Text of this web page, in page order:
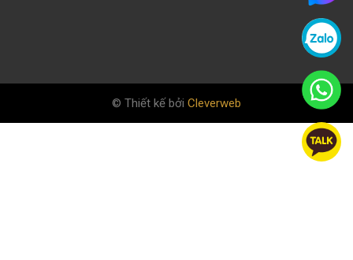
© Thiết kế bởi Cleverweb